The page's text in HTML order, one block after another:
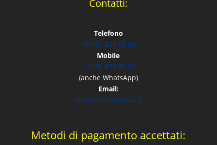
Contatti:
Telefono
+41 91 234 53 86
Mobile
+41 78 870 70 22
(anche WhatsApp)
Email:
info@centrochiavi.ch
Metodi di pagamento accettati: